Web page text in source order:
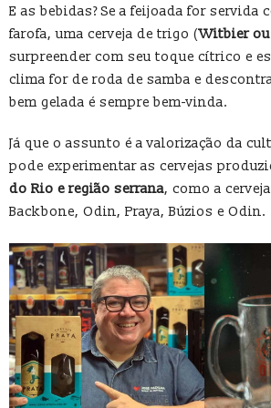
E as bebidas? Se a feijoada for servida
farofa, uma cerveja de trigo (Witbier
surpreender com seu toque cítrico e
clima for de roda de samba e
bem gelada é sempre bem-vinda.
Já que o assunto é a valorização da
pode experimentar as cervejas
do Rio e região serrana, como a
Backbone, Odin, Praya, Búzios e Odin.